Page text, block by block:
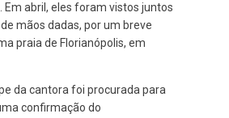
abril, eles foram vistos juntos
mãos dadas, por um breve
praia de Florianópolis, em
da cantora foi procurada para
confirmação do